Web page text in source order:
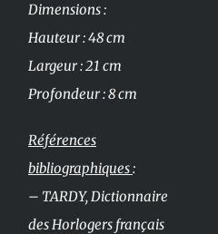
Dimensions :
Hauteur : 48 cm
Largeur : 21 cm
Profondeur : 8 cm
Références
bibliographiques:
– TARDY, Dictionnaire
des Horlogers français